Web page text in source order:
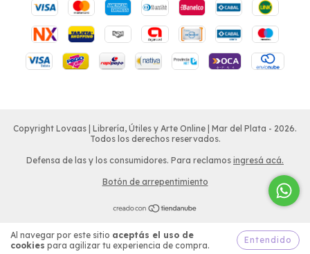
Al navegar por este sitio aceptás el uso de
cookies para agilizar tu experiencia de compra.
Entendido
Copyright Lovaas | Librería, Útiles y Arte Online | Mar del Plata - 2026.
Todos los derechos reservados.
Defensa de las y los consumidores. Para reclamos ingresá acá.
Botón de arrepentimiento